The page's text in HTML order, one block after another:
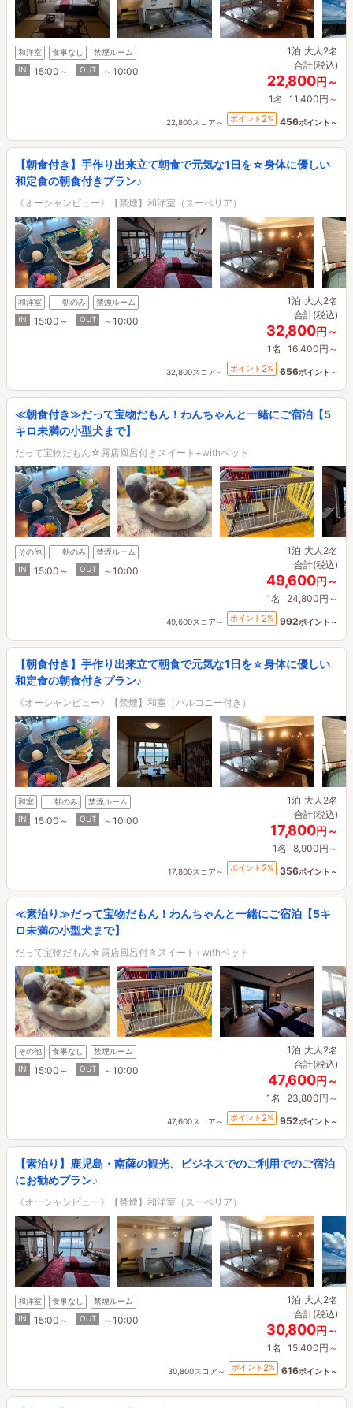
和洋室 食事なし
禁煙ルーム
IN
15:00～ OUT ～10:00
1泊 大人2名
合計(税込)
22,800円～
1名 11,400円～
22,800スコア～ ポイント 2% 456ポイント～
【朝食付き】手作り出来立て朝食で元気な1日を☆身体に優しい
和定食の朝食付きプラン♪
《オーシャンビュー》【禁煙】和洋室（スーペリア）
和洋室 朝のみ
禁煙ルーム
IN
15:00～ OUT ～10:00
1泊 大人2名
合計(税込)
32,800円～
1名 16,400円～
32,800スコア～ ポイント 2% 656ポイント～
≪朝食付き≫だって宝物だもん！わんちゃんと一緒にご宿泊【5
キロ未満の小型犬まで】
だって宝物だもん☆露店風呂付きスイート+withペット
その他 朝のみ
禁煙ルーム
IN
15:00～ OUT ～10:00
1泊 大人2名
合計(税込)
49,600円～
1名 24,800円～
49,600スコア～ ポイント 2% 992ポイント～
【朝食付き】手作り出来立て朝食で元気な1日を☆身体に優しい
和定食の朝食付きプラン♪
《オーシャンビュー》【禁煙】和室（バルコニー付き）
和室 朝のみ
禁煙ルーム
IN
15:00～ OUT ～10:00
1泊 大人2名
合計(税込)
17,800円～
1名 8,900円～
17,800スコア～ ポイント 2% 356ポイント～
≪素泊り≫だって宝物だもん！わんちゃんと一緒にご宿泊【5キ
ロ未満の小型犬まで】
だって宝物だもん☆露店風呂付きスイート+withペット
その他 食事なし
禁煙ルーム
IN
15:00～ OUT ～10:00
1泊 大人2名
合計(税込)
47,600円～
1名 23,800円～
47,600スコア～ ポイント 2% 952ポイント～
【素泊り】鹿児島・南薩の観光、ビジネスでのご利用でのご宿泊
にお勧めプラン♪
《オーシャンビュー》【禁煙】和洋室（スーペリア）
和洋室 食事なし
禁煙ルーム
IN
15:00～ OUT ～10:00
1泊 大人2名
合計(税込)
30,800円～
1名 15,400円～
30,800スコア～ ポイント 2% 616ポイント～